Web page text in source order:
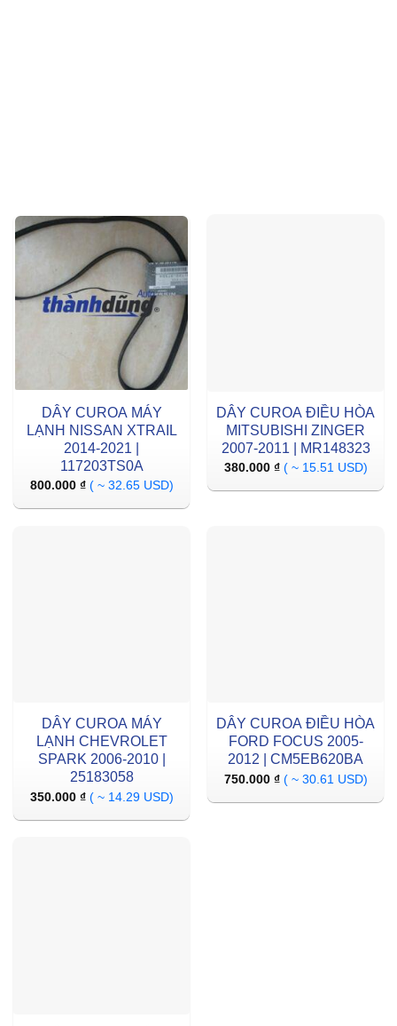
DÂY CUROA MÁY
LẠNH NISSAN XTRAIL
2014-2021 |
117203TS0A
800.000 ₫ ( ~ 32.65 USD)
DÂY CUROA ĐIỀU HÒA
MITSUBISHI ZINGER
2007-2011 | MR148323
380.000 ₫ ( ~ 15.51 USD)
DÂY CUROA MÁY
LẠNH CHEVROLET
SPARK 2006-2010 |
25183058
350.000 ₫ ( ~ 14.29 USD)
DÂY CUROA ĐIỀU HÒA
FORD FOCUS 2005-
2012 | CM5EB620BA
750.000 ₫ ( ~ 30.61 USD)